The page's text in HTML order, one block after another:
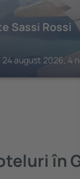
Sassi Rossi
24 august 2026, 4
în